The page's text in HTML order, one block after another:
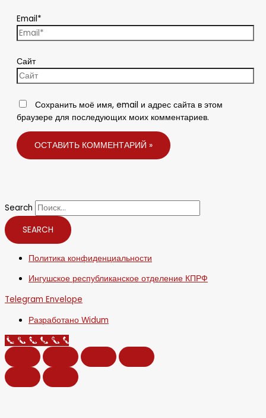
Email*
Сайт
Сохранить моё имя, email и адрес сайта в этом
браузере для последующих моих комментариев.
Search
SEARCH
Политика конфиденциальности
Ингушское республиканское отделение КПРФ
Telegram Envelope
Разработано Widum
Call Now Button